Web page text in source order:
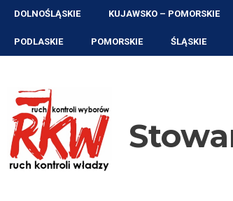
Przejdź
treści
DOLNOŚLĄSKIE KUJAWSKO – POMORSKIE
PODLASKIE POMORSKIE ŚLĄSKIE